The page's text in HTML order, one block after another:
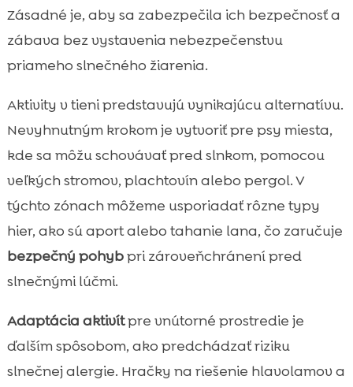
Zásadné je, aby sa zabezpečila ich bezpečnosť a
zábava bez vystavenia nebezpečenstvu
priameho slnečného žiarenia.
Aktivity v tieni predstavujú vynikajúcu alternatívu.
Nevyhnutným krokom je vytvoriť pre psy miesta,
kde sa môžu schovávať pred slnkom, pomocou
veľkých stromov, plachtovín alebo pergol. V
týchto zónach môžeme usporiadať rôzne typy
hier, ako sú aport alebo tahanie lana, čo zaručuje
bezpečný pohybpri zároveňchránení pred
slnečnými lúčmi.
Adaptácia aktivítpre vnútorné prostredie je
ďalším spôsobom, ako predchádzať riziku
slnečnej alergie. Hračky na riešenie hlavolamov a